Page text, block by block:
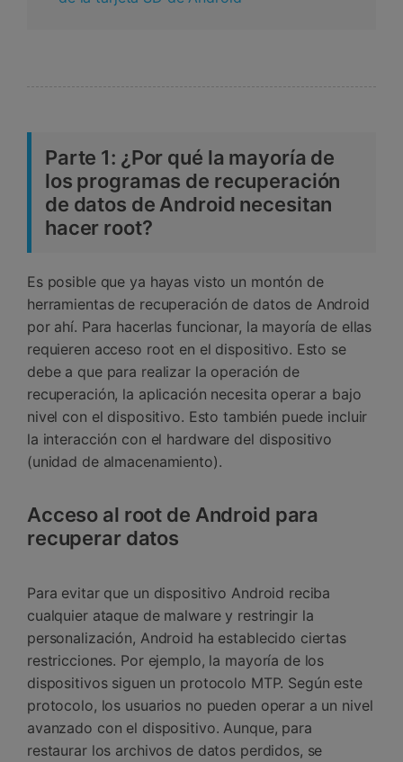
Parte 1: ¿Por qué la mayoría de
los programas de recuperación
de datos de Android necesitan
hacer root?
Es posible que ya hayas visto un montón de
herramientas de recuperación de datos de Android
por ahí. Para hacerlas funcionar, la mayoría de ellas
requieren acceso root en el dispositivo. Esto se
debe a que para realizar la operación de
recuperación, la aplicación necesita operar a bajo
nivel con el dispositivo. Esto también puede incluir
la interacción con el hardware del dispositivo
(unidad de almacenamiento).
Acceso al root de Android para
recuperar datos
Para evitar que un dispositivo Android reciba
cualquier ataque de malware y restringir la
personalización, Android ha establecido ciertas
restricciones. Por ejemplo, la mayoría de los
dispositivos siguen un protocolo MTP. Según este
protocolo, los usuarios no pueden operar a un nivel
avanzado con el dispositivo. Aunque, para
restaurar los archivos de datos perdidos, se